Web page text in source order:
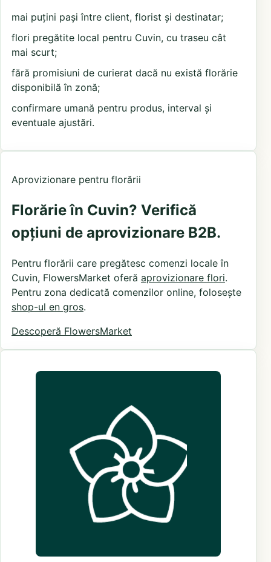
mai puțini pași între client, florist și destinatar;
flori pregătite local pentru Cuvin, cu traseu cât
mai scurt;
fără promisiuni de curierat dacă nu există florărie
disponibilă în zonă;
confirmare umană pentru produs, interval și
eventuale ajustări.
Aprovizionare pentru florării
Florărie în Cuvin? Verifică
opțiuni de aprovizionare B2B.
Pentru florării care pregătesc comenzi locale în
Cuvin, FlowersMarket oferă aprovizionare flori.
Pentru zona dedicată comenzilor online, folosește
shop-ul en gros.
Descoperă FlowersMarket